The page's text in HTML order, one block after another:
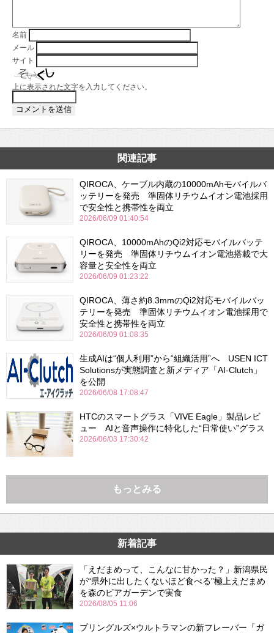
名前
メール
サイト
上に表示された文字を入力してください。
関連記事
QIROCA、ケーブル内蔵の10000mAhモバイルバ
ッテリーを発売 準固体リチウムイオン電池採用
で安全性と携帯性を両立
2026/06/09 01:40:54
QIROCA、10000mAhのQi2対応モバイルバッテ
リーを発売 準固体リチウムイオン電池搭載で大
容量と安全性を両立
2026/06/09 01:23:22
QIROCA、薄さ約8.3mmのQi2対応モバイルバッ
テリーを発売 準固体リチウムイオン電池採用で
安全性と携帯性を両立
2026/06/09 01:08:35
生成AIは“個人利用”から“組織活用”へ USEN ICT
Solutionsが実態調査と新メディア「AI-Clutch」
を公開
2026/06/08 17:08:47
HTCのスマートグラス「VIVE Eagle」製品レビ
ュー AIと音声操作に特化した“日常使い”グラス
2026/06/03 17:30:42
もっとみる
新着記事
「えだまめって、こんなに甘かった？」新潟県民
が“県外に出したくないほど食べる”極上えだまめ
を森のビアガーデンで実食
2026/08/05 11:06
プリングルズ×ウルトラマンの新フレーバー「ガ